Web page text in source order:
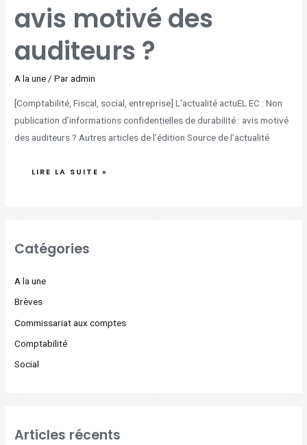
avis motivé des
auditeurs ?
A la une / Paradmin
[Comptabilité, Fiscal, social, entreprise] L’actualité actuEL EC : Non
publication d’informations confidentielles de durabilité : avis motivé
des auditeurs ? Autres articles de l’édition Source de l’actualité
LIRE LA SUITE »
Catégories
A la une
Brèves
Commissariat aux comptes
Comptabilité
Social
Articles récents